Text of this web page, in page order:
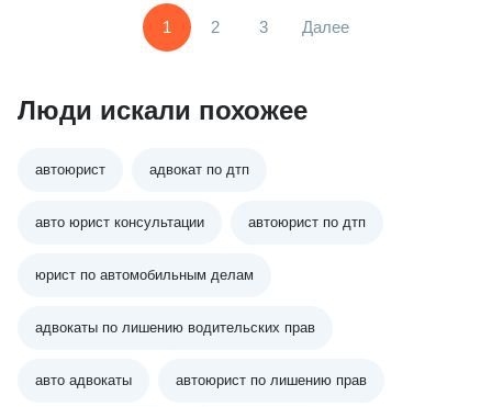
1 2 3 Далее
Люди искали похожее
автоюрист адвокат по дтп
авто юрист консультации автоюрист по дтп
юрист по автомобильным делам
адвокаты по лишению водительских прав
авто адвокаты автоюрист по лишению прав